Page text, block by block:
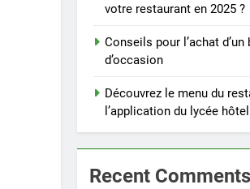
votre restaurant en 2025 ?
Conseils pour l’achat d’un
d’occasion
Découvrez le menu du
l’application du lycée
Recent Comments